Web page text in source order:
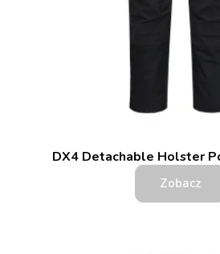
DX4 Detachable Holster
Zobacz